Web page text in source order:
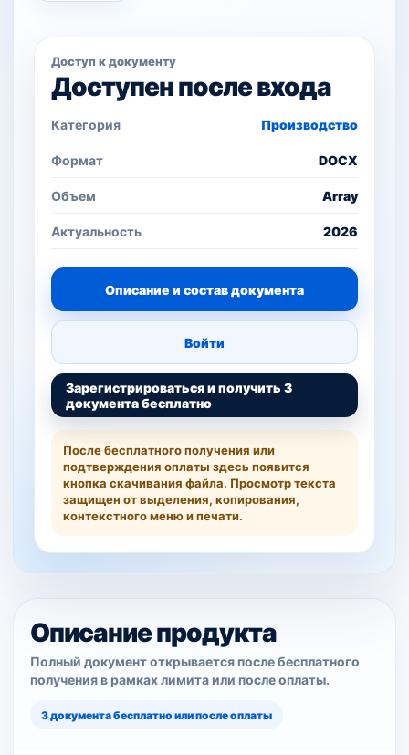
Доступ к документу
Доступен после входа
Категория Производство
Формат DOCX
Объем Array
Актуальность 2026
Описание и состав документа
Войти
Зарегистрироваться и получить 3
документа бесплатно
После бесплатного получения или
подтверждения оплаты здесь появится
кнопка скачивания файла. Просмотр текста
защищен от выделения, копирования,
контекстного меню и печати.
Описание продукта
Полный документ открывается после бесплатного
получения в рамках лимита или после оплаты.
3 документа бесплатно или после оплаты